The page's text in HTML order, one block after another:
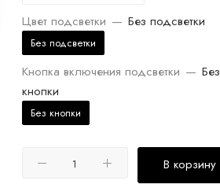
Цвет подсветки — Без подсветки
Без подсветки
Кнопка включения подсветки — Без
кнопки
Без кнопки
В корзину